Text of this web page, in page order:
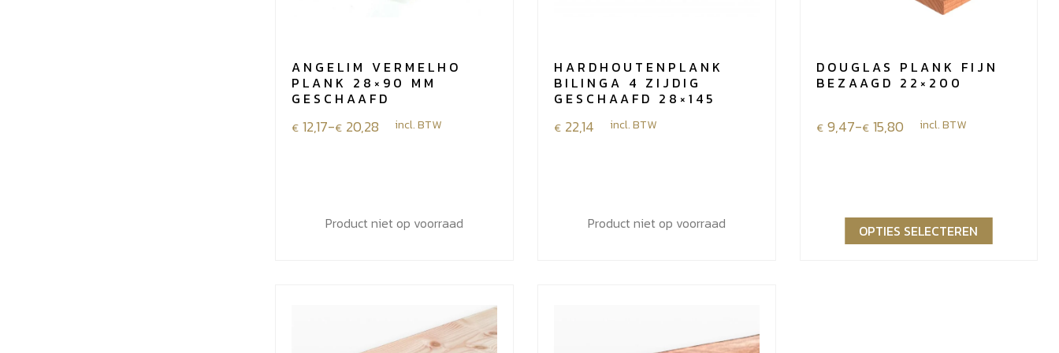
ANGELIM VERMELHO
PLANK 28×90 MM
GESCHAAFD
€ 12,17-€ 20,28
Prijsklasse:
incl. BTW
Product niet op voorraad
HARDHOUTENPLANK
BILINGA 4 ZIJDIG
GESCHAAFD 28×145
€ 22,14 incl. BTW
Product niet op voorraad
DOUGLAS PLANK FIJN
BEZAAGD 22×200
€ 9,47-€ 15,80
Prijsklasse:
incl. BTW
OPTIES SELECTEREN